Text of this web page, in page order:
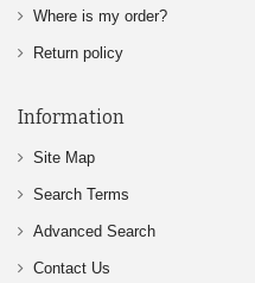
Where is my order?
Return policy
Information
Site Map
Search Terms
Advanced Search
Contact Us